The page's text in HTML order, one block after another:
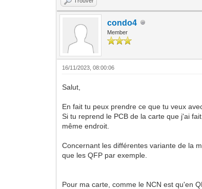
condo4
Member
16/11/2023, 08:00:06
Salut,
En fait tu peux prendre ce que tu veux
Si tu reprend le PCB de la carte que j'ai
même endroit.
Concernant les différentes variante de la
que les QFP par exemple.
Pour ma carte, comme le NCN est qu'en